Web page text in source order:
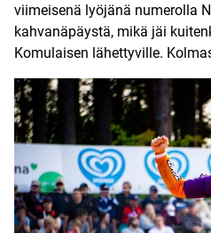
viimeisenä lyöjänä numerolla
kahvanäpäystä, mikä jäi
Komulaisen lähettyville.